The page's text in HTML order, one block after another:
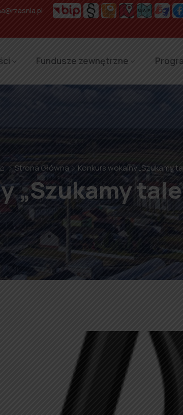
Fundusze zewnętrzne
⌂ Strona Główna Konkurs wokalny „Szukamy
„Szukamy